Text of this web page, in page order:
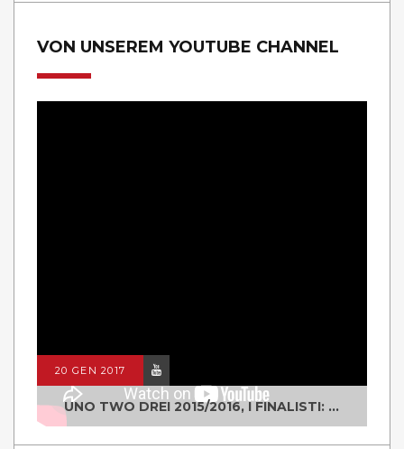
VON UNSEREM YOUTUBE CHANNEL
20 GEN 2017
UNO TWO DREI 2015/2016, I FINALISTI: CLASSE IV ALS ISTITUTO "DEGASPERI" BORGO VALSUGANA